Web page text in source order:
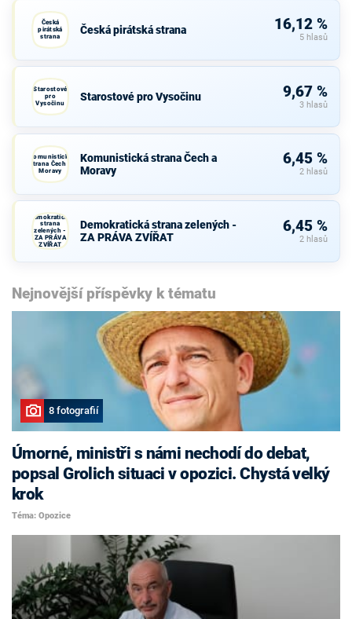
Česká
pirátská
strana
Česká pirátská strana 16,12 %
5 hlasů
Starostové
pro
Vysočinu
Starostové pro Vysočinu 9,67 %
3 hlasů
Komunistická
strana Čech a
Moravy
Komunistická strana Čech a
Moravy
6,45 %
2 hlasů
Demokratická
strana
zelených -
ZA PRÁVA
ZVÍŘAT
Demokratická strana zelených -
ZA PRÁVA ZVÍŘAT
6,45 %
2 hlasů
Nejnovější příspěvky k tématu
8 fotografií
Úmorné, ministři s námi nechodí do debat,
popsal Grolich situaci v opozici. Chystá velký
krok
Téma: Opozice